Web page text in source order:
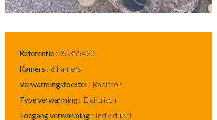
Referentie
86355423
Kamers
6 kamers
Verwarmingstoestel
Radiator
Type verwarming
Elektrisch
Toegang verwarming
Individueel